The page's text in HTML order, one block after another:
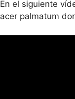
En el siguiente
acer palmatum